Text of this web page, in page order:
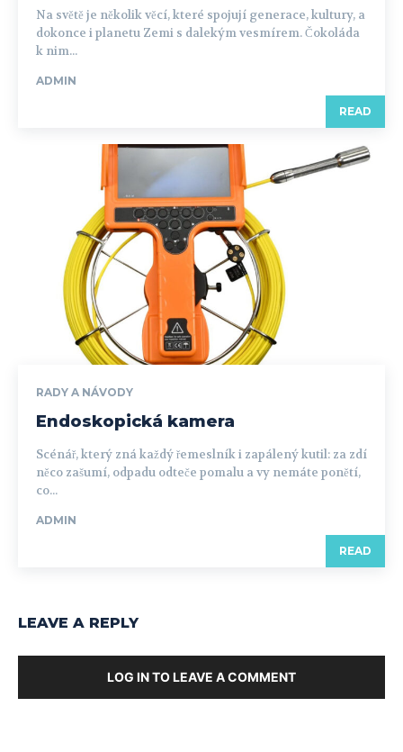
Na světě je několik věcí, které spojují generace, kultury, a
dokonce i planetu Zemi s dalekým vesmírem. Čokoláda
k nim...
ADMIN
READ
RADY A NÁVODY
Endoskopická kamera
Scénář, který zná každý řemeslník i zapálený kutil: za zdí
něco zašumí, odpadu odteče pomalu a vy nemáte ponětí,
co...
ADMIN
READ
LEAVE A REPLY
LOG IN TO LEAVE A COMMENT